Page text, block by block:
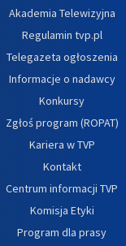
Akademia Telewizyjna
Regulamin tvp.pl
Telegazeta ogłoszenia
Informacje o nadawcy
Konkursy
Zgłoś program (ROPAT)
Kariera w TVP
Kontakt
Centrum informacji TVP
Komisja Etyki
Program dla prasy